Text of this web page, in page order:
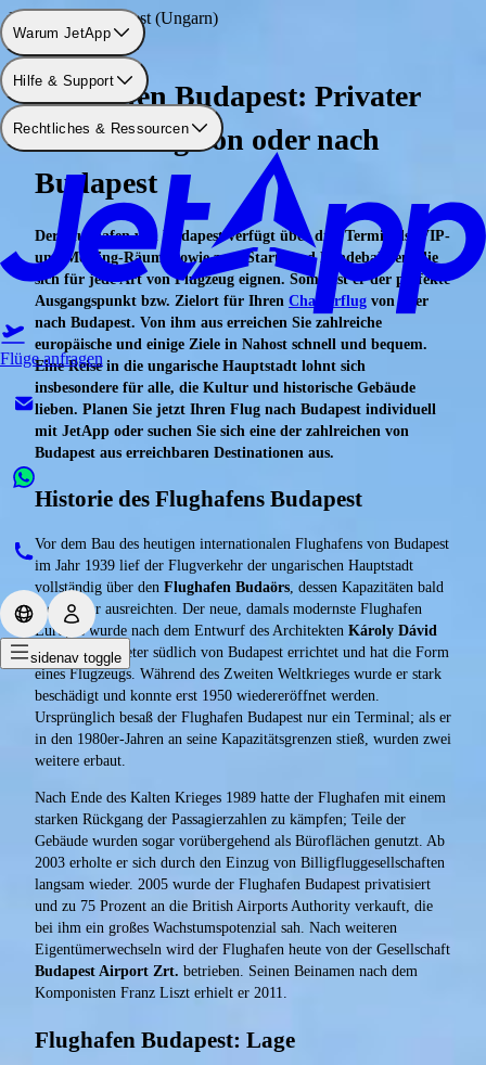
Warum JetApp
Hilfe & Support
Rechtliches & Ressourcen
Flüge anfragen
sidenav toggle
Flughafen: Budapest (Ungarn)
Flughafen Budapest: Privater
Charterflug von oder nach
Budapest
Der Flughafen von Budapest verfügt über drei Terminals, VIP-
und Meeting-Räume sowie zwei Start- und Landebahnen, die
sich für jede Art von Flugzeug eignen. Somit ist er der perfekte
Ausgangspunkt bzw. Zielort für Ihren Charterflug von oder
nach Budapest. Von ihm aus erreichen Sie zahlreiche
europäische und einige Ziele in Nahost schnell und bequem.
Eine Reise in die ungarische Hauptstadt lohnt sich
insbesondere für alle, die Kultur und historische Gebäude
lieben. Planen Sie jetzt Ihren Flug nach Budapest individuell
mit JetApp oder suchen Sie sich eine der zahlreichen von
Budapest aus erreichbaren Destinationen aus.
Historie des Flughafens Budapest
Vor dem Bau des heutigen internationalen Flughafens von Budapest
im Jahr 1939 lief der Flugverkehr der ungarischen Hauptstadt
vollständig über den Flughafen Budaörs, dessen Kapazitäten bald
nicht mehr ausreichten. Der neue, damals modernste Flughafen
Europas wurde nach dem Entwurf des Architekten Károly Dávid
etwa 16 Kilometer südlich von Budapest errichtet und hat die Form
eines Flugzeugs. Während des Zweiten Weltkrieges wurde er stark
beschädigt und konnte erst 1950 wiedereröffnet werden.
Ursprünglich besaß der Flughafen Budapest nur ein Terminal; als er
in den 1980er-Jahren an seine Kapazitätsgrenzen stieß, wurden zwei
weitere erbaut.
Nach Ende des Kalten Krieges 1989 hatte der Flughafen mit einem
starken Rückgang der Passagierzahlen zu kämpfen; Teile der
Gebäude wurden sogar vorübergehend als Büroflächen genutzt. Ab
2003 erholte er sich durch den Einzug von Billigfluggesellschaften
langsam wieder. 2005 wurde der Flughafen Budapest privatisiert
und zu 75 Prozent an die British Airports Authority verkauft, die
bei ihm ein großes Wachstumspotenzial sah. Nach weiteren
Eigentümerwechseln wird der Flughafen heute von der Gesellschaft
Budapest Airport Zrt. betrieben. Seinen Beinamen nach dem
Komponisten Franz Liszt erhielt er 2011.
Flughafen Budapest: Lage